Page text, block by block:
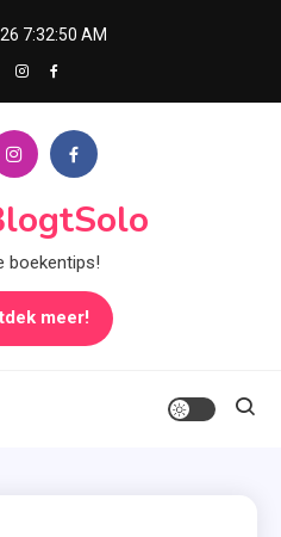
7:32:51 AM
boekentips!
meer!